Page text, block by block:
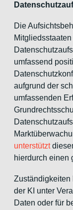
Die
umfassend
aufgrund der
umfassenden
unterstützt
hierdurch einen
Zuständigkeiten
der KI unter
Daten oder für